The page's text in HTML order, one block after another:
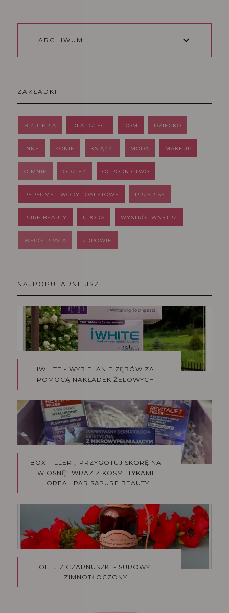
ARCHIWUM
ZAKŁADKI
BIŻUTERIA DLA DZIECI DOM DZIECKO
INNE KONIE KSIĄŻKI MODA MAKEUP
O MNIE ODZIEŻ OGRODNICTWO
PERFUMY I WODY TOALETOWE PRZEPISY
PURE BEAUTY URODA WYSTRÓJ WNĘTRZ
WSPÓŁPRACA ZDROWIE
NAJPOPULARNIEJSZE
IWHITE - WYBIELANIE ZĘBÓW ZA
POMOCĄ NAKŁADEK ŻELOWYCH
BOX FILLER „ PRZYGOTUJ SKÓRĘ NA
WIOSNĘ” WRAZ Z KOSMETYKAMI
LOREAL PARIS&PURE BEAUTY
OLEJ Z CZARNUSZKI - SUROWY,
ZIMNOTŁOCZONY